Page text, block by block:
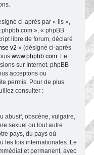
ci-après par « ils »,
», « phpBB
libre de forum, déclaré
v2 » (désigné ci-après
www.phpbb.com . Le
sur Internet. phpBB
acceptons ou
permis. Pour de plus
consulter :
abusif, obscène, vulgaire,
sexuel ou tout autre
pays, du pays où
les lois internationales. Le
et permanent, avec